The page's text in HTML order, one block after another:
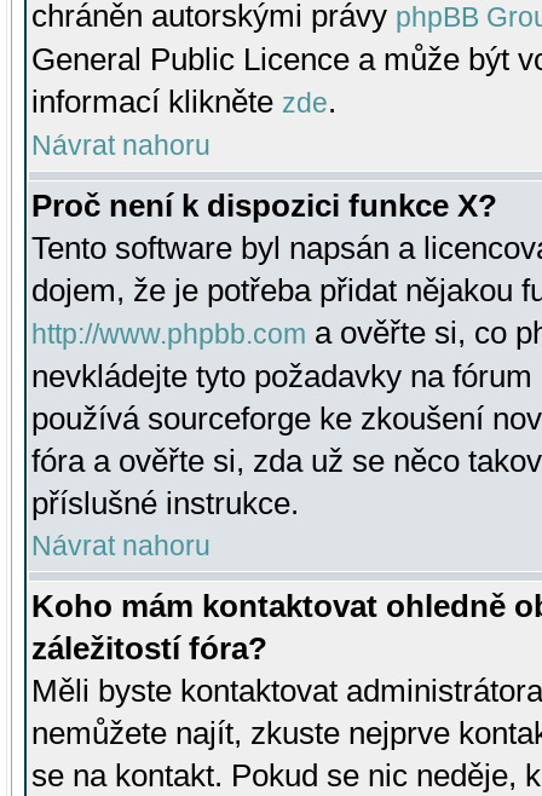
chráněn autorskými právy phpBB
General Public Licence a může být
informací klikněte zde.
Návrat nahoru
Proč není k dispozici funkce X?
Tento software byl napsán a
dojem, že je potřeba přidat nějakou
http://www.phpbb.com a ověřte si, co
nevkládejte tyto požadavky na
používá sourceforge ke zkoušení
fóra a ověřte si, zda už se něco
příslušné instrukce.
Návrat nahoru
Koho mám kontaktovat ohledně
záležitostí fóra?
Měli byste kontaktovat
nemůžete najít, zkuste nejprve
se na kontakt. Pokud se nic neděje,